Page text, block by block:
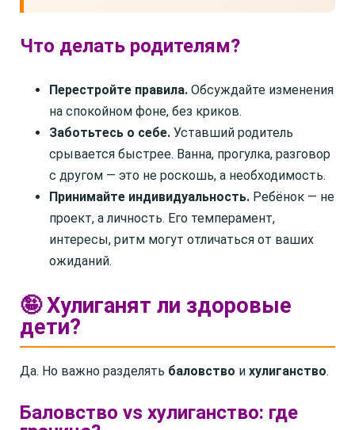
Что делать родителям?
Перестройте правила. Обсуждайте изменения
на спокойном фоне, без криков.
Заботьтесь о себе. Уставший родитель
срывается быстрее. Ванна, прогулка, разговор
с другом — это не роскошь, а необходимость.
Принимайте индивидуальность. Ребёнок — не
проект, а личность. Его темперамент,
интересы, ритм могут отличаться от ваших
ожиданий.
🤪 Хулиганят ли здоровые
дети?
Да. Но важно разделять баловство и хулиганство.
Баловство vs хулиганство: где